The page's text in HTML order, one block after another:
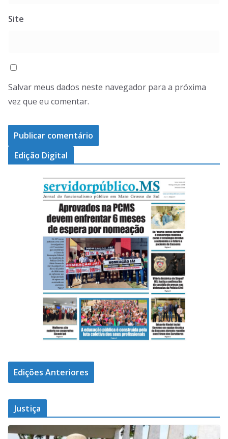
Site
Salvar meus dados neste navegador para a próxima
vez que eu comentar.
Edição Digital
Edições Anteriores
Justiça